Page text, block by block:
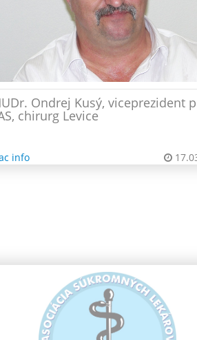
Ondrej Kusý, viceprezident
chirurg Levice
info